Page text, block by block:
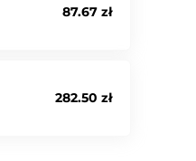
87.67 zł
282.50 zł